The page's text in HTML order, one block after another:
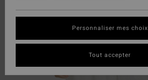
Personnaliser mes choix
Tout accepter